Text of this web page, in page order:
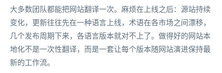
大多数团队都能把网站翻译一次。麻烦在上线之后：源站持续
变化，更新往往先在一种语言上线，术语在各市场之间漂移，
几个发布周期下来，各语言版本就对不上了。做得好的网站本
地化不是一次性翻译，而是一套让每个版本随网站演进保持最
新的工作流。